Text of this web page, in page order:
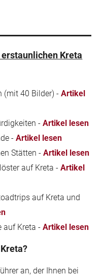
Kreta
(mit 40 Bilder) -Artikel
-Artikel lesen
-Artikel lesen
Stätten -Artikel lesen
auf Kreta -Artikel
auf Kreta und
auf Kreta -Artikel lesen
an, der Ihnen bei